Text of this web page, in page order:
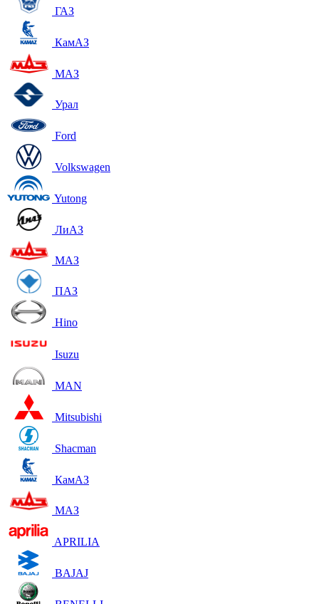
ГАЗ
КамАЗ
МАЗ
Урал
Ford
Volkswagen
Yutong
ЛиАЗ
МАЗ
ПАЗ
Hino
Isuzu
MAN
Mitsubishi
Shacman
КамАЗ
МАЗ
APRILIA
BAJAJ